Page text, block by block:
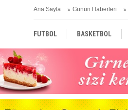
Ana Sayfa Günün Haberleri
FUTBOL BASKETBOL
TÜRKİYE AVRUPA